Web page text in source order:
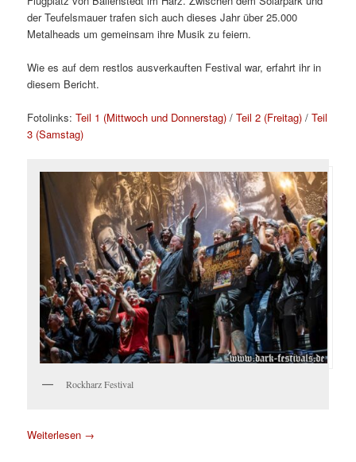
der Teufelsmauer trafen sich auch dieses Jahr über 25.000
Metalheads um gemeinsam ihre Musik zu feiern.
Wie es auf dem restlos ausverkauften Festival war, erfahrt ihr in
diesem Bericht.
Fotolinks:Teil 1 (Mittwoch und Donnerstag) /Teil 2 (Freitag) /Teil
3 (Samstag)
Rockharz Festival
Weiterlesen →